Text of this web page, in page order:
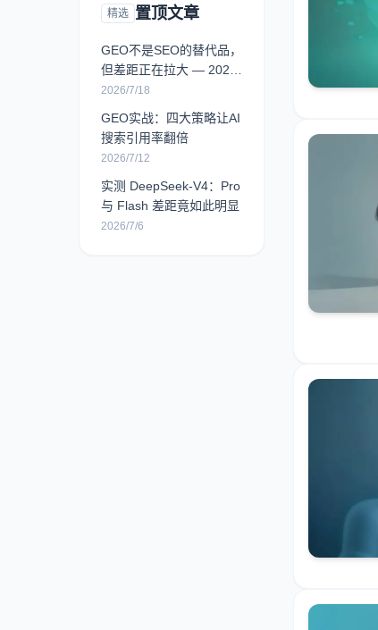
精选 置顶文章
GEO不是SEO的替代品，
但差距正在拉大 — 2026
年最新数据解读
2026/7/18
GEO实战：四大策略让AI
搜索引用率翻倍
2026/7/12
实测 DeepSeek-V4：Pro
与 Flash 差距竟如此明显
2026/7/6